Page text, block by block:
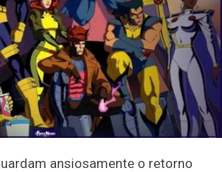
ansiosamente o retorno